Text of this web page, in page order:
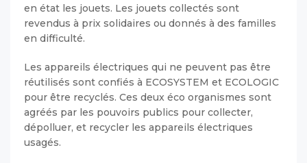
en état les jouets. Les jouets collectés sont
revendus à prix solidaires ou donnés à des familles
en difficulté.
Les appareils électriques qui ne peuvent pas être
réutilisés sont confiés à ECOSYSTEM et ECOLOGIC
pour être recyclés. Ces deux éco organismes sont
agréés par les pouvoirs publics pour collecter,
dépolluer, et recycler les appareils électriques
usagés.